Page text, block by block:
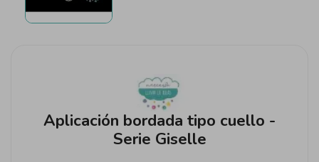
Aplicación bordada tipo cuello -
Serie Giselle